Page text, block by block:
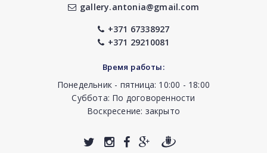
gallery.antonia@gmail.com
+371 67338927
+371 29210081
Время работы:
Понедельник - пятница: 10:00 - 18:00
Суббота: По договоренности
Воскресение: закрыто